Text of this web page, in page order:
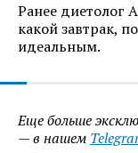
Ранее диетолог
какой завтрак,
идеальным.
Еще больше
— в нашем